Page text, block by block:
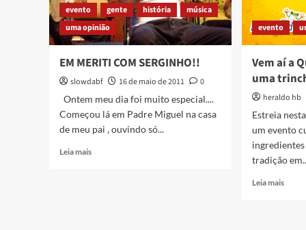
evento gente história
música
uma opinião
EM MERITI COM SERGINHO!!
slowdabf 16 de maio de 2011
0
Ontem meu dia foi muito especial....
Começou lá em Padre Miguel na casa
de meu pai , ouvindo só...
Leia maisRead
evento
Vem aí a
uma
heraldo hb
Estreia
um evento
tradição
Leia maisRead